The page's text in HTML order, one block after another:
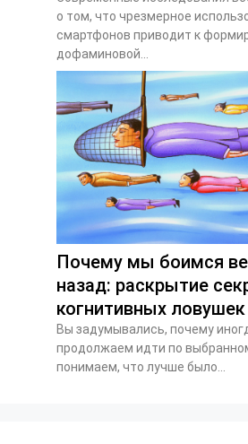
о том, что чрезмерное
смартфонов приводит к
дофаминовой...
Почему мы боимся
назад: раскрытие
когнитивных ловушек
Вы задумывались, почему
продолжаем идти по
понимаем, что лучше было...